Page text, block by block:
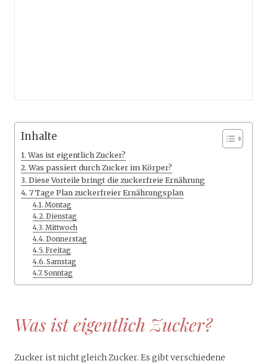
Inhalte
Was ist eigentlich Zucker?
Was passiert durch Zucker im Körper?
Diese Vorteile bringt die zuckerfreie Ernährung
7 Tage Plan zuckerfreier Ernährungsplan
Montag
Dienstag
Mittwoch
Donnerstag
Freitag
Samstag
Sonntag
Was ist eigentlich Zucker?
Zucker ist nicht gleich Zucker. Es gibt verschiedene